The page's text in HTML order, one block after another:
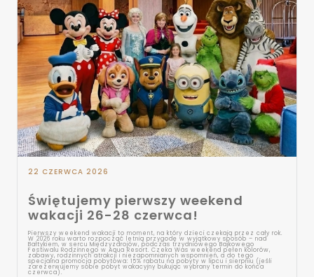
22 CZERWCA 2026
Świętujemy pierwszy weekend
wakacji 26-28 czerwca!
Pierwszy weekend wakacji to moment, na który dzieci czekają przez cały rok.
W 2026 roku warto rozpocząć letnią przygodę w wyjątkowy sposób – nad
Bałtykiem, w sercu Międzyzdrojów, podczas trzydniowego Bajkowego
Festiwalu Rodzinnego w Aqua Resort. Czeka Was weekend pełen kolorów,
zabawy, rodzinnych atrakcji i niezapomnianych wspomnień, a do tego
specjalna promocja pobytowa: 15% rabatu na pobyty w lipcu i sierpniu (jeśli
zarezerwujemy sobie pobyt wakacyjny bukując wybrany termin do końca
czerwca).